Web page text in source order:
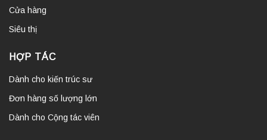
Cửa hàng
Siêu thị
HỢP TÁC
Dành cho kiến trúc sư
Đơn hàng số lượng lớn
Dành cho Cộng tác viên